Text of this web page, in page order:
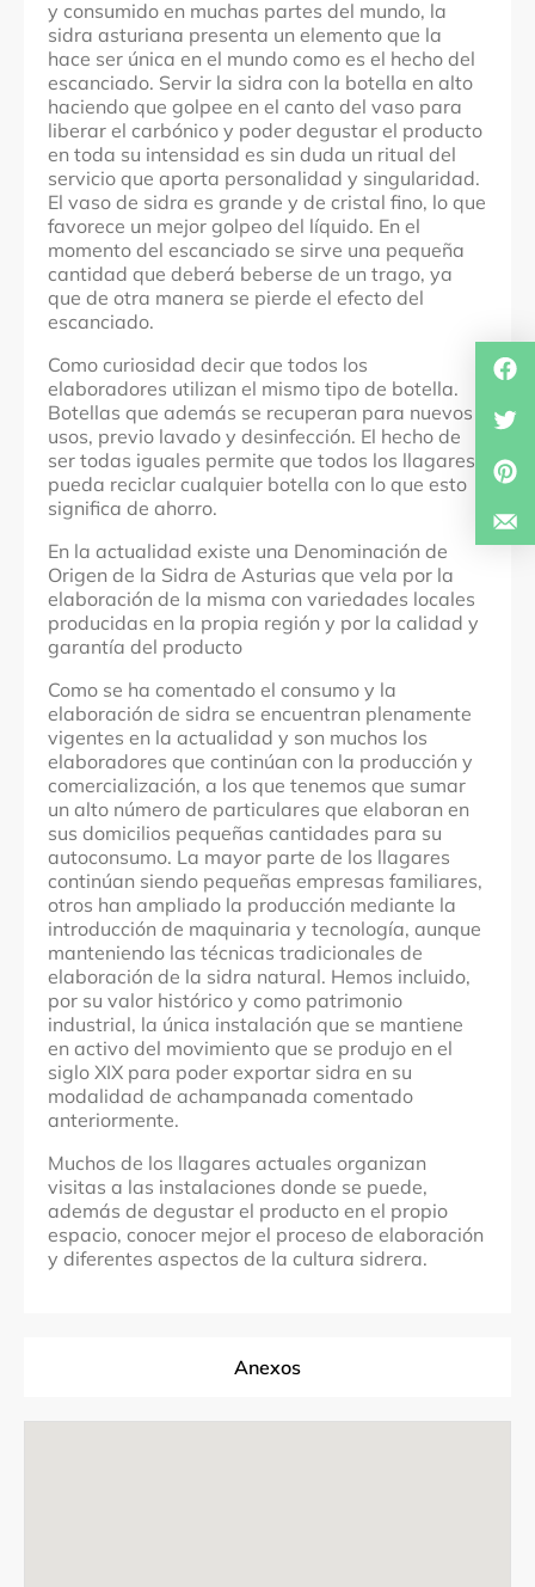
y consumido en muchas partes del mundo, la
sidra asturiana presenta un elemento que la
hace ser única en el mundo como es el hecho del
escanciado. Servir la sidra con la botella en alto
haciendo que golpee en el canto del vaso para
liberar el carbónico y poder degustar el producto
en toda su intensidad es sin duda un ritual del
servicio que aporta personalidad y singularidad.
El vaso de sidra es grande y de cristal fino, lo que
favorece un mejor golpeo del líquido. En el
momento del escanciado se sirve una pequeña
cantidad que deberá beberse de un trago, ya
que de otra manera se pierde el efecto del
escanciado.
Como curiosidad decir que todos los
elaboradores utilizan el mismo tipo de botella.
Botellas que además se recuperan para nuevos
usos, previo lavado y desinfección. El hecho de
ser todas iguales permite que todos los llagares
pueda reciclar cualquier botella con lo que esto
significa de ahorro.
En la actualidad existe una Denominación de
Origen de la Sidra de Asturias que vela por la
elaboración de la misma con variedades locales
producidas en la propia región y por la calidad y
garantía del producto
Como se ha comentado el consumo y la
elaboración de sidra se encuentran plenamente
vigentes en la actualidad y son muchos los
elaboradores que continúan con la producción y
comercialización, a los que tenemos que sumar
un alto número de particulares que elaboran en
sus domicilios pequeñas cantidades para su
autoconsumo. La mayor parte de los llagares
continúan siendo pequeñas empresas familiares,
otros han ampliado la producción mediante la
introducción de maquinaria y tecnología, aunque
manteniendo las técnicas tradicionales de
elaboración de la sidra natural. Hemos incluido,
por su valor histórico y como patrimonio
industrial, la única instalación que se mantiene
en activo del movimiento que se produjo en el
siglo XIX para poder exportar sidra en su
modalidad de achampanada comentado
anteriormente.
Muchos de los llagares actuales organizan
visitas a las instalaciones donde se puede,
además de degustar el producto en el propio
espacio, conocer mejor el proceso de elaboración
y diferentes aspectos de la cultura sidrera.
Anexos
Sidrerías